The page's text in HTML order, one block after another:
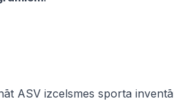
ASV izcelsmes sporta